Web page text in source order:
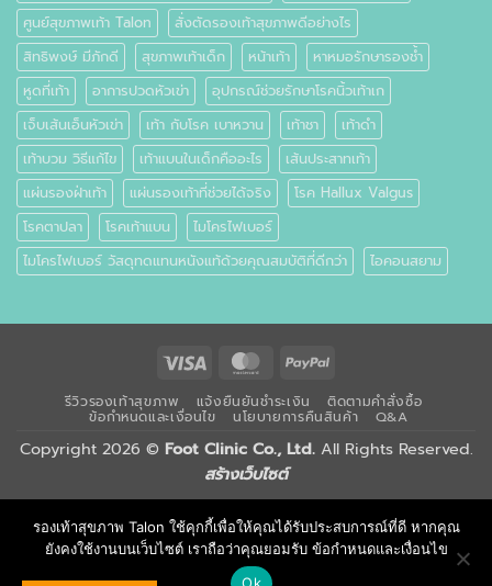
ศูนย์สุขภาพเท้า Talon
สั่งตัดรองเท้าสุขภาพดีอย่างไร
สิทธิพงษ์ มีภักดี
สุขภาพเท้าเด็ก หน้าเท้า
หาหมอรักษารองช้ำ
หูดที่เท้า
อาการปวดหัวเข่า
อุปกรณ์ช่วยรักษาโรคนิ้วเท้าเก
เจ็บเส้นเอ็นหัวเข่า
เท้า กับโรค เบาหวาน เท้าชา
เท้าดำ
เท้าบวม วิธีแก้ไข
เท้าแบนในเด็กคืออะไร
เส้นประสาทเท้า
แผ่นรองฝ่าเท้า
แผ่นรองเท้าที่ช่วยได้จริง
โรค Hallux Valgus
โรคตาปลา
โรคเท้าแบน
ไมโครไฟเบอร์
ไมโครไฟเบอร์ วัสดุทดแทนหนังแท้ด้วยคุณสมบัติที่ดีกว่า
ไอคอนสยาม
Visa MasterCardPayPal
รีวิวรองเท้าสุขภาพ แจ้งยืนยันชำระเงิน ติดตามคำสั่งซื้อ
ข้อกำหนดและเงื่อนไข นโยบายการคืนสินค้า Q&A
Copyright 2026 © Foot Clinic Co., Ltd. All Rights Reserved.
สร้างเว็บไซต์
รองเท้าสุขภาพ Talon ใช้คุกกี้เพื่อให้คุณได้รับประสบการณ์ที่ดี หากคุณ
ยังคงใช้งานบนเว็บไซต์ เราถือว่าคุณยอมรับ ข้อกำหนดและเงื่อนไข